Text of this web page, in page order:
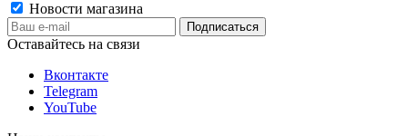
Новости магазина
Оставайтесь на связи
Вконтакте
Telegram
YouTube